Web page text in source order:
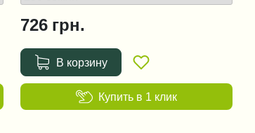
726грн.
В корзину
Купить в 1 клик